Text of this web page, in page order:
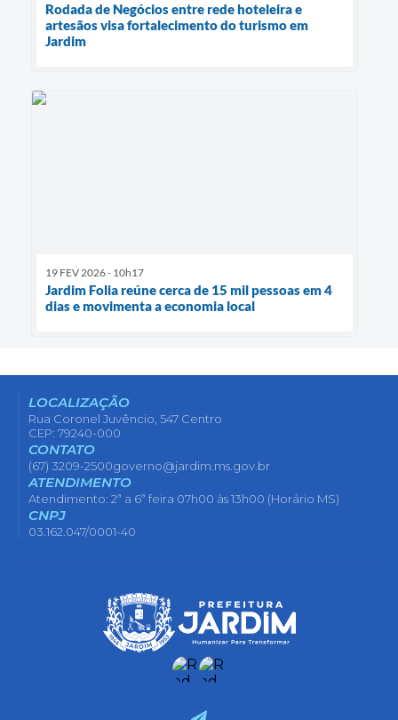
Rodada de Negócios entre rede hoteleira e
artesãos visa fortalecimento do turismo em
Jardim
19 FEV 2026 - 10h17
Jardim Folia reúne cerca de 15 mil pessoas em 4
dias e movimenta a economia local
LOCALIZAÇÃO
Rua Coronel Juvêncio, 547 Centro
CEP: 79240-000
CONTATO
(67) 3209-2500governo@jardim.ms.gov.br
ATENDIMENTO
Atendimento: 2ª a 6ª feira 07h00 às 13h00 (Horário MS)
CNPJ
03.162.047/0001-40